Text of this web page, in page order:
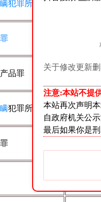
犯罪所得 罪 肖华康
品罪 周元奇
犯罪所得罪 方严萱
李祖贵
关于修改更新
注意:本站不提
本站再次声明
自政府机关公
最后如果你是